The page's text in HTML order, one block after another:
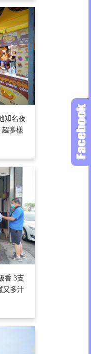
知名夜
超多樣
香 3支
又多汁